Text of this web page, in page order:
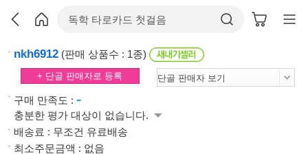
nkh6912 (판매 상품수 : 1종)
+ 단골 판매자로 등록
구매 만족도 : -
충분한 평가 대상이 없습니다.
배송료 : 무조건 유료배송
최소주문금액 : 없음